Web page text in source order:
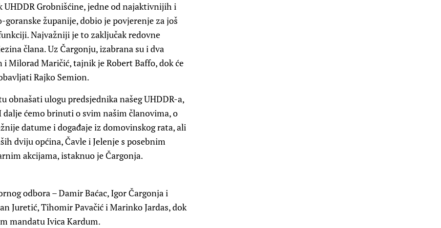
UHDDR Grobnišćine, jedne od najaktivnijih i
županije, dobio je povjerenje za još
Najvažniji je to zaključak redovne
člana. Uz Čargonju, izabrana su i dva
Milorad Maričić, tajnik je Robert Baffo, dok će
Rajko Semion.
obnašati ulogu predsjednika našeg UHDDR-a,
ćemo brinuti o svim našim članovima, o
datume i događaje iz domovinskog rata, ali
dviju općina, Čavle i Jelenje s posebnim
akcijama, istaknuo je Čargonja.
odbora – Damir Baćac, Igor Čargonja i
Juretić, Tihomir Pavačić i Marinko Jardas, dok
mandatu Ivica Kardum.